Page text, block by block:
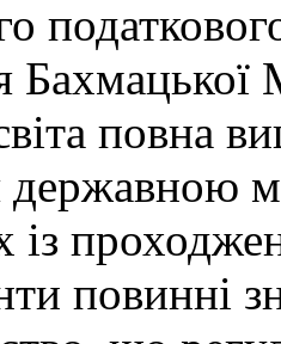
повна
державною
із
повинні